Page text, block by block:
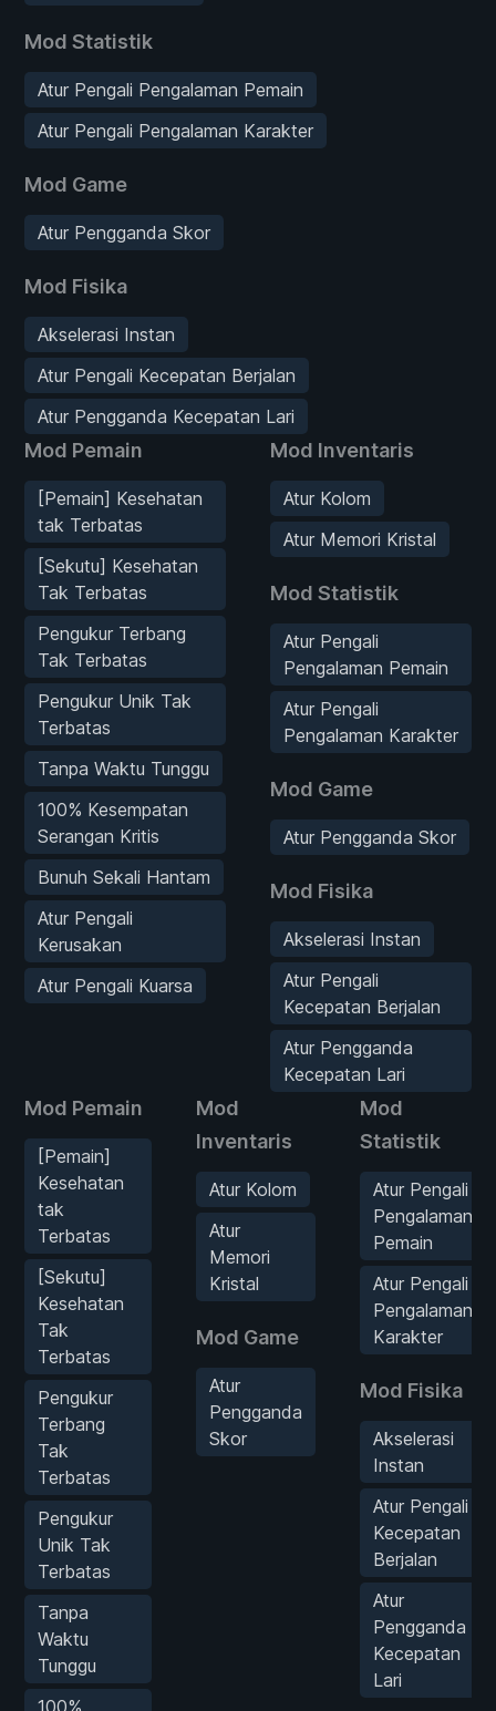
Mod Statistik
Atur Pengali Pengalaman Pemain
Atur Pengali Pengalaman Karakter
Mod Game
Atur Pengganda Skor
Mod Fisika
Akselerasi Instan
Atur Pengali Kecepatan Berjalan
Atur Pengganda Kecepatan Lari
Mod Pemain
[Pemain] Kesehatan
tak Terbatas
[Sekutu] Kesehatan
Tak Terbatas
Pengukur Terbang
Tak Terbatas
Pengukur Unik Tak
Terbatas
Tanpa Waktu Tunggu
100% Kesempatan
Serangan Kritis
Bunuh Sekali Hantam
Atur Pengali
Kerusakan
Atur Pengali Kuarsa
Mod Inventaris
Atur Kolom
Atur Memori Kristal
Mod Statistik
Atur Pengali
Pengalaman Pemain
Atur Pengali
Pengalaman Karakter
Mod Game
Atur Pengganda Skor
Mod Fisika
Akselerasi Instan
Atur Pengali
Kecepatan Berjalan
Atur Pengganda
Kecepatan Lari
Mod Pemain
[Pemain]
Kesehatan
tak
Terbatas
[Sekutu]
Kesehatan
Tak
Terbatas
Pengukur
Terbang
Tak
Terbatas
Pengukur
Unik Tak
Terbatas
Tanpa
Waktu
Tunggu
100%
Mod
Inventaris
Atur Kolom
Atur
Memori
Kristal
Mod Game
Atur
Pengganda
Skor
Mod
Statistik
Atur Pengali
Pengalaman
Pemain
Atur Pengali
Pengalaman
Karakter
Mod Fisika
Akselerasi
Instan
Atur Pengali
Kecepatan
Berjalan
Atur
Pengganda
Kecepatan
Lari